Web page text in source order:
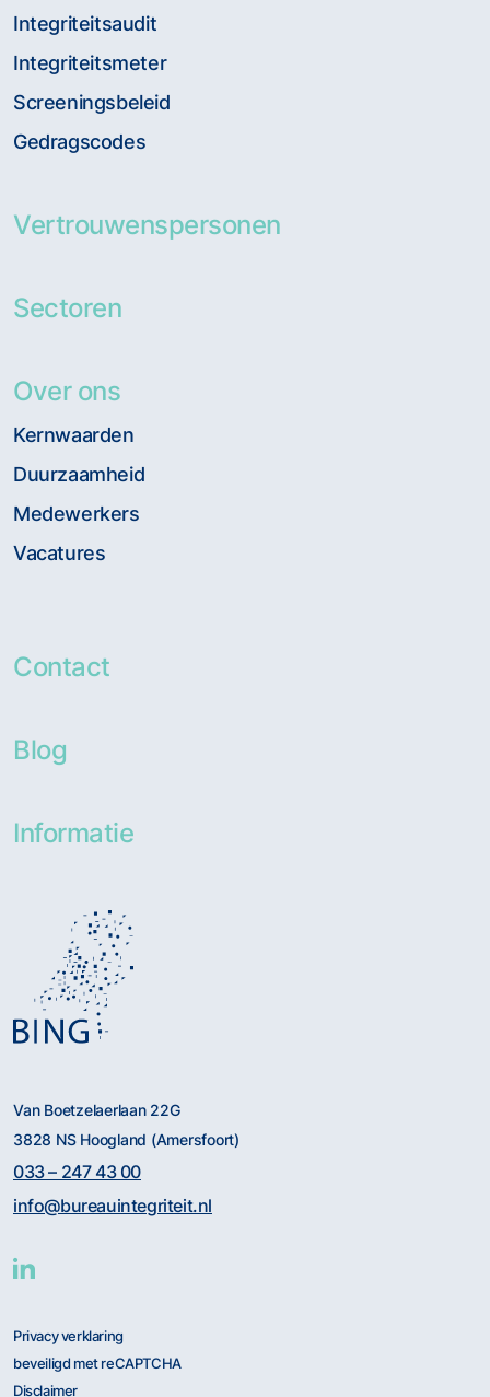
Van Boetzelaerlaan 22G
3828 NS Hoogland (Amersfoort)
033 – 247 43 00
info@bureauintegriteit.nl
Privacy verklaring
beveiligd met reCAPTCHA
Disclaimer
Integriteitsaudit
Integriteitsmeter
Screeningsbeleid
Gedragscodes
Vertrouwenspersonen
Sectoren
Over ons
Kernwaarden
Duurzaamheid
Medewerkers
Vacatures
Contact
Blog
Informatie